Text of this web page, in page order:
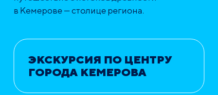
в Кемерове — столице региона.
ЭКСКУРСИЯ ПО ЦЕНТРУ
ГОРОДА КЕМЕРОВА